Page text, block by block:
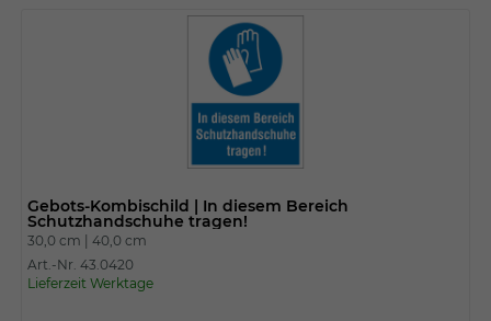
Gebots-Kombischild | In diesem Bereich
Schutzhandschuhe tragen!
30,0 cm | 40,0 cm
Art.-Nr. 43.0420
Lieferzeit Werktage